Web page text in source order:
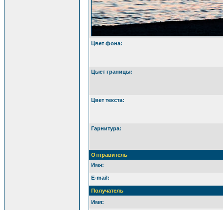
Цвет фона:
Цыет границы:
Цвет текста:
Гарнитура:
Отправитель
Имя:
E-mail:
Получатель
Имя: